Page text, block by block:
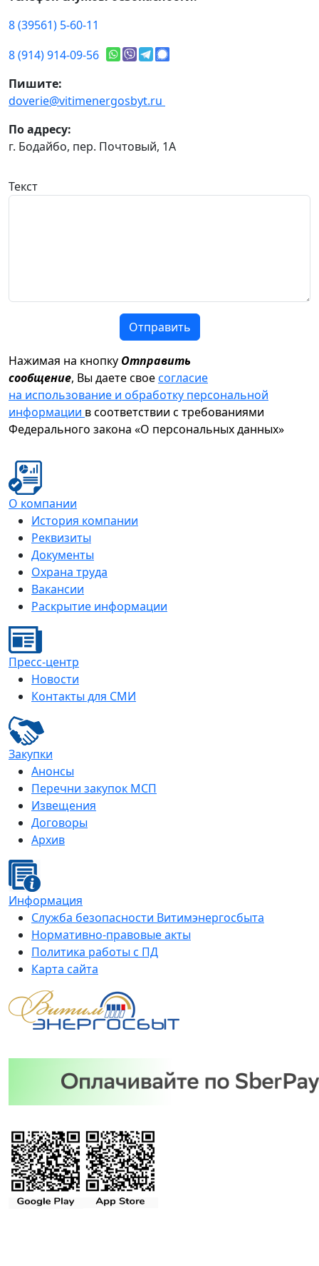
8 (39561) 5-60-11
8 (914) 914-09-56
Пишите:
doverie@vitimenergosbyt.ru
По адресу:
г. Бодайбо, пер. Почтовый, 1А
Текст
Отправить
Нажимая на кнопку Отправить
сообщение, Вы даете своесогласие
на использование и обработку персональной
информации в соответствии с требованиями
Федерального закона «О персональных данных»
О компании
История компании
Реквизиты
Документы
Охрана труда
Вакансии
Раскрытие информации
Пресс-центр
Новости
Контакты для СМИ
Закупки
Анонсы
Перечни закупок МСП
Извещения
Договоры
Архив
Информация
Служба безопасности Витимэнергосбыта
Нормативно-правовые акты
Политика работы с ПД
Карта сайта